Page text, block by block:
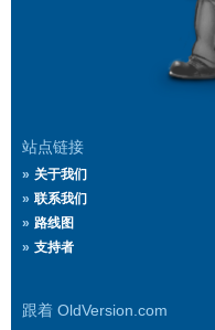
站点链接
关于我们
联系我们
路线图
支持者
跟着 OldVersion.com